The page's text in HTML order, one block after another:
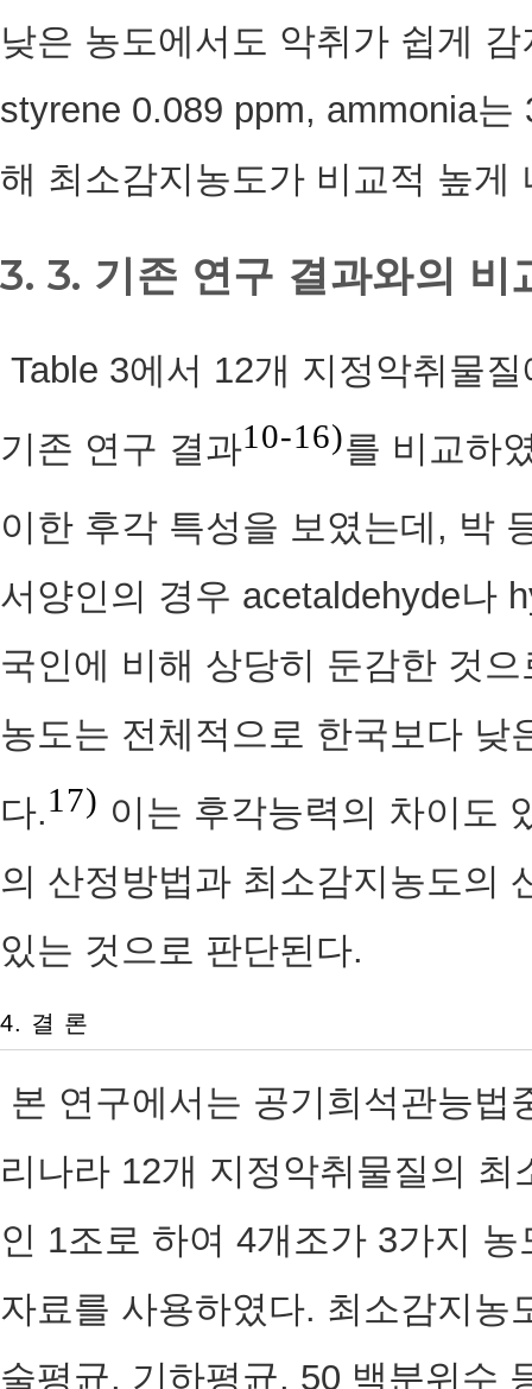
낮은 농도에서도 악취가 쉽게
styrene 0.089 ppm, ammonia
해 최소감지농도가 비교적 높게
3. 3. 기존 연구 결과와의 비
Table 3에서 12개 지정악취물
기존 연구 결과10-16)를 비교하
이한 후각 특성을 보였는데, 박
서양인의 경우 acetaldehyde나
국인에 비해 상당히 둔감한 것
농도는 전체적으로 한국보다 낮
다.17) 이는 후각능력의 차이도
의 산정방법과 최소감지농도의
있는 것으로 판단된다.
4. 결 론
본 연구에서는 공기희석관능법
리나라 12개 지정악취물질의
인 1조로 하여 4개조가 3가지
자료를 사용하였다. 최소감지농
술평균, 기하평균, 50 백분위수